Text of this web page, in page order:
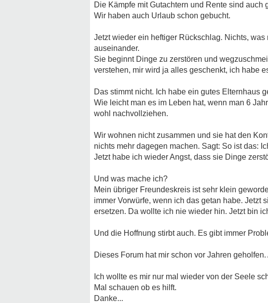
Die Kämpfe mit Gutachtern und Rente sind
Wir haben auch Urlaub schon gebucht.
Jetzt wieder ein heftiger Rückschlag. Nichts,
auseinander.
Sie beginnt Dinge zu zerstören und
verstehen, mir wird ja alles geschenkt, ich habe
Das stimmt nicht. Ich habe ein gutes Elternhaus
Wie leicht man es im Leben hat, wenn man 6
wohl nachvollziehen.
Wir wohnen nicht zusammen und sie hat den
nichts mehr dagegen machen. Sagt: So ist das:
Jetzt habe ich wieder Angst, dass sie Dinge
Und was mache ich?
Mein übriger Freundeskreis ist sehr klein
immer Vorwürfe, wenn ich das getan habe. Jetzt
ersetzen. Da wollte ich nie wieder hin. Jetzt bin
Und die Hoffnung stirbt auch. Es gibt immer
Dieses Forum hat mir schon vor Jahren
Ich wollte es mir nur mal wieder von der Seele
Mal schauen ob es hilft.
Danke...